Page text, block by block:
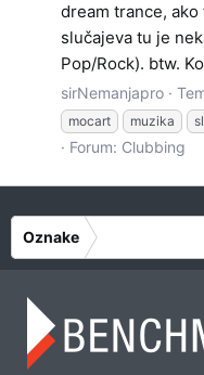
dream trance, ako
slučajeva tu je
Pop/Rock). btw.
sirNemanjapro
mocart
muzika
Forum: Clubbing
Oznake